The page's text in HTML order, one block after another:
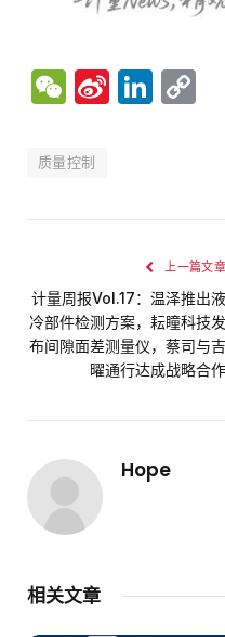
WeChat
Sina
质量控制
上一篇文章
计量周报Vol.17：温泽推出液
冷部件检测方案，耘瞳科技发
布间隙面差测量仪，蔡司与吉
曜通行达成战略合作
Hope
相关文章